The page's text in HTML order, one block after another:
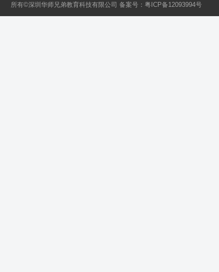
所有©深圳华师兄弟教育科技有限公司 备案号： 粤ICP备12093994号